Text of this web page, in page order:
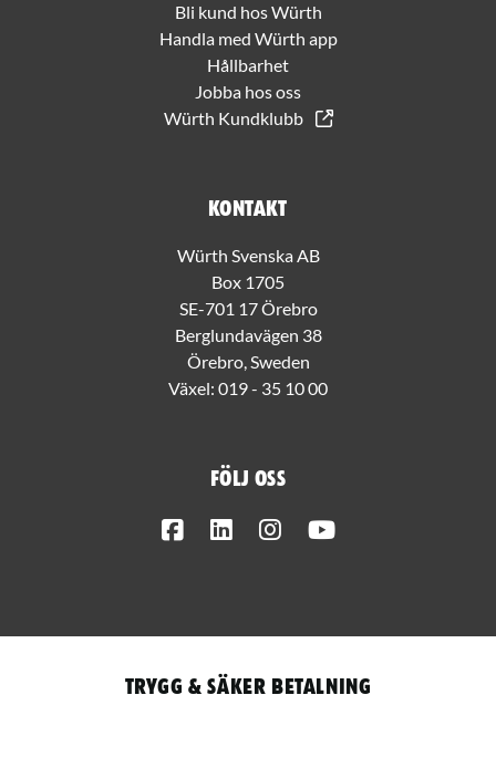
Bli kund hos Würth
Handla med Würth app
Hållbarhet
Jobba hos oss
Würth Kundklubb
Kontakt
Würth Svenska AB
Box 1705
SE-701 17 Örebro
Berglundavägen 38
Örebro, Sweden
Växel: 019 - 35 10 00
Följ oss
FacebookLinkedInInstagram
Trygg & säker betalning